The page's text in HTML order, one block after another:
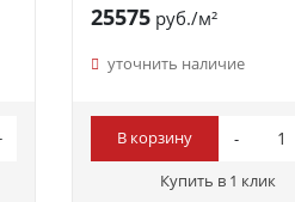
25575руб./м²
уточнить наличие
В корзину
Купить в 1 клик